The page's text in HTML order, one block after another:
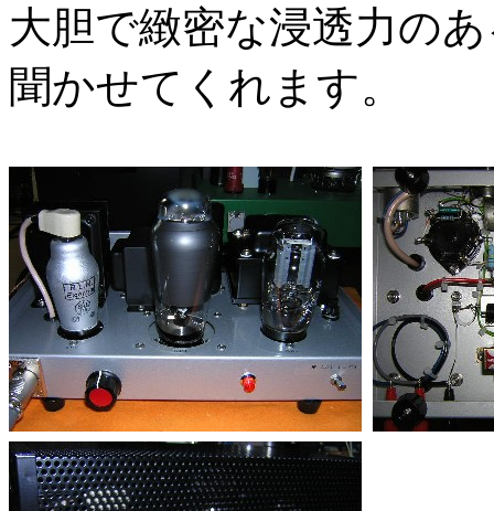
大胆で緻密な浸透力の
聞かせてくれます。